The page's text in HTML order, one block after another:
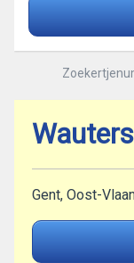
Gent, Oost-